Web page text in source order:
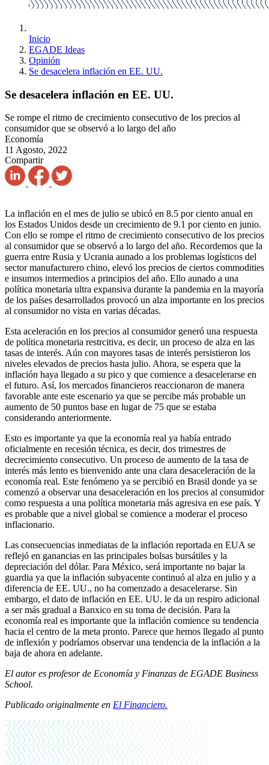
Inicio
EGADE Ideas
Opinión
Se desacelera inflación en EE. UU.
Se desacelera inflación en EE. UU.
Se rompe el ritmo de crecimiento consecutivo de los precios al
consumidor que se observó a lo largo del año
Economía
11 Agosto, 2022
Compartir
La inflación en el mes de julio se ubicó en 8.5 por ciento anual en
los Estados Unidos desde un crecimiento de 9.1 por ciento en junio.
Con ello se rompe el ritmo de crecimiento consecutivo de los precios
al consumidor que se observó a lo largo del año. Recordemos que la
guerra entre Rusia y Ucrania aunado a los problemas logísticos del
sector manufacturero chino, elevó los precios de ciertos commodities
e insumos intermedios a principios del año. Ello aunado a una
política monetaria ultra expansiva durante la pandemia en la mayoría
de los países desarrollados provocó un alza importante en los precios
al consumidor no vista en varias décadas.
Esta aceleración en los precios al consumidor generó una respuesta
de política monetaria restrcitiva, es decir, un proceso de alza en las
tasas de interés. Aún con mayores tasas de interés persistieron los
niveles elevados de precios hasta julio. Ahora, se espera que la
inflación haya llegado a su pico y que comience a desacelerarse en
el futuro. Así, los mercados financieros reaccionaron de manera
favorable ante este escenario ya que se percibe más probable un
aumento de 50 puntos base en lugar de 75 que se estaba
considerando anteriormente.
Esto es importante ya que la economía real ya había entrado
oficialmente en recesión técnica, es decir, dos trimestres de
decrecimiento consecutivo. Un proceso de aumento de la tasa de
interés más lento es bienvenido ante una clara desaceleración de la
economía real. Este fenómeno ya se percibió en Brasil donde ya se
comenzó a observar una desaceleración en los precios al consumidor
como respuesta a una política monetaria más agresiva en ese país. Y
es probable que a nivel global se comience a moderar el proceso
inflacionario.
Las consecuencias inmediatas de la inflación reportada en EUA se
reflejó en ganancias en las principales bolsas bursátiles y la
depreciación del dólar. Para México, será importante no bajar la
guardia ya que la inflación subyacente continuó al alza en julio y a
diferencia de EE. UU., no ha comenzado a desacelerarse. Sin
embargo, el dato de inflación en EE. UU. le da un respiro adicional
a ser más gradual a Banxico en su toma de decisión. Para la
economía real es importante que la inflación comience su tendencia
hacia el centro de la meta pronto. Parece que hemos llegado al punto
de inflexión y podríamos observar una tendencia de la inflación a la
baja de ahora en adelante.
El autor es profesor de Economía y Finanzas de EGADE Business
School.
Publicado originalmente en El Financiero.